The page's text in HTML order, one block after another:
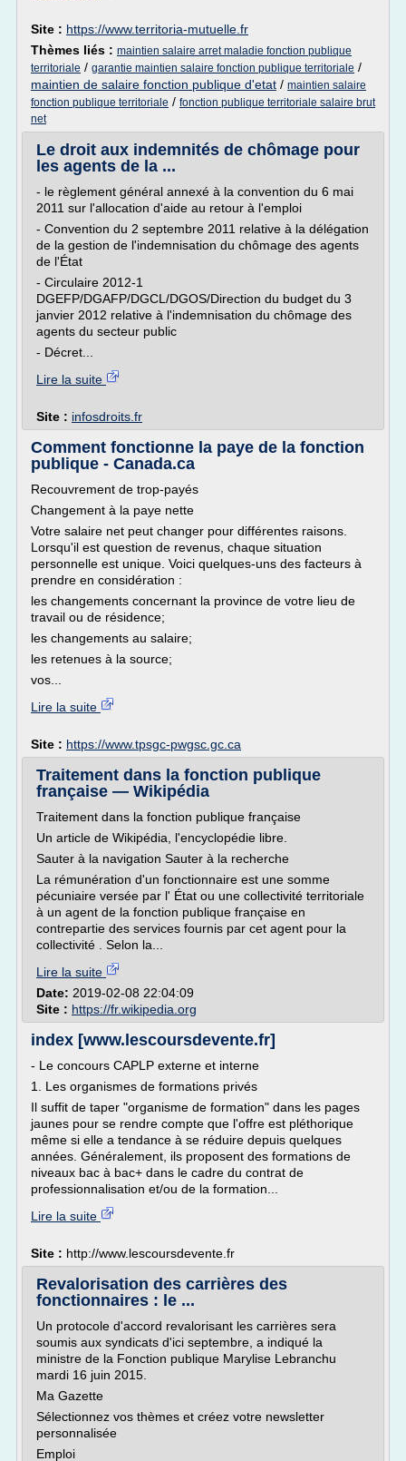
Site : https://www.territoria-mutuelle.fr
Thèmes liés : maintien salaire arret maladie fonction publique
territoriale / garantie maintien salaire fonction publique territoriale /
maintien de salaire fonction publique d'etat / maintien salaire
fonction publique territoriale / fonction publique territoriale salaire brut
net
Le droit aux indemnités de chômage pour
les agents de la ...
- le règlement général annexé à la convention du 6 mai
2011 sur l'allocation d'aide au retour à l'emploi
- Convention du 2 septembre 2011 relative à la délégation
de la gestion de l'indemnisation du chômage des agents
de l'État
- Circulaire 2012-1
DGEFP/DGAFP/DGCL/DGOS/Direction du budget du 3
janvier 2012 relative à l'indemnisation du chômage des
agents du secteur public
- Décret...
Lire la suite
Site : infosdroits.fr
Comment fonctionne la paye de la fonction
publique - Canada.ca
Recouvrement de trop-payés
Changement à la paye nette
Votre salaire net peut changer pour différentes raisons.
Lorsqu'il est question de revenus, chaque situation
personnelle est unique. Voici quelques-uns des facteurs à
prendre en considération :
les changements concernant la province de votre lieu de
travail ou de résidence;
les changements au salaire;
les retenues à la source;
vos...
Lire la suite
Site : https://www.tpsgc-pwgsc.gc.ca
Traitement dans la fonction publique
française — Wikipédia
Traitement dans la fonction publique française
Un article de Wikipédia, l'encyclopédie libre.
Sauter à la navigation Sauter à la recherche
La rémunération d'un fonctionnaire est une somme
pécuniaire versée par l' État ou une collectivité territoriale
à un agent de la fonction publique française en
contrepartie des services fournis par cet agent pour la
collectivité . Selon la...
Lire la suite
Date: 2019-02-08 22:04:09
Site : https://fr.wikipedia.org
index [www.lescoursdevente.fr]
- Le concours CAPLP externe et interne
1. Les organismes de formations privés
Il suffit de taper "organisme de formation" dans les pages
jaunes pour se rendre compte que l'offre est pléthorique
même si elle a tendance à se réduire depuis quelques
années. Généralement, ils proposent des formations de
niveaux bac à bac+ dans le cadre du contrat de
professionnalisation et/ou de la formation...
Lire la suite
Site : http://www.lescoursdevente.fr
Revalorisation des carrières des
fonctionnaires : le ...
Un protocole d'accord revalorisant les carrières sera
soumis aux syndicats d'ici septembre, a indiqué la
ministre de la Fonction publique Marylise Lebranchu
mardi 16 juin 2015.
Ma Gazette
Sélectionnez vos thèmes et créez votre newsletter
personnalisée
Emploi